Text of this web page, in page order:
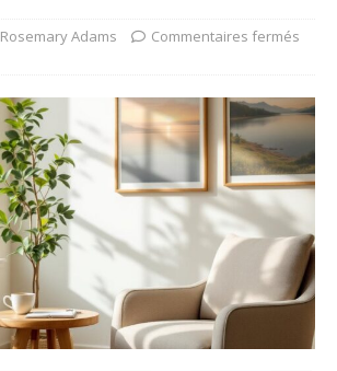
Rosemary Adams Commentaires fermés